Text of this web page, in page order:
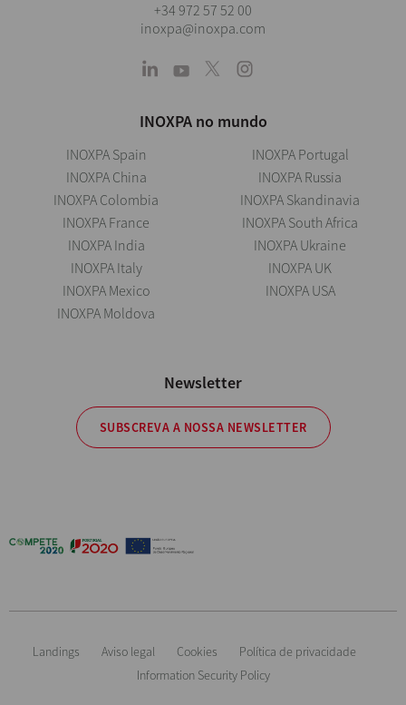
+34 972 57 52 00
inoxpa@inoxpa.com
INOXPA no mundo
INOXPA Spain
INOXPA China
INOXPA Colombia
INOXPA France
INOXPA India
INOXPA Italy
INOXPA Mexico
INOXPA Moldova
INOXPA Portugal
INOXPA Russia
INOXPA Skandinavia
INOXPA South Africa
INOXPA Ukraine
INOXPA UK
INOXPA USA
Newsletter
SUBSCREVA A NOSSA NEWSLETTER
Landings Aviso legal Cookies
Política de privacidade
Information Security Policy